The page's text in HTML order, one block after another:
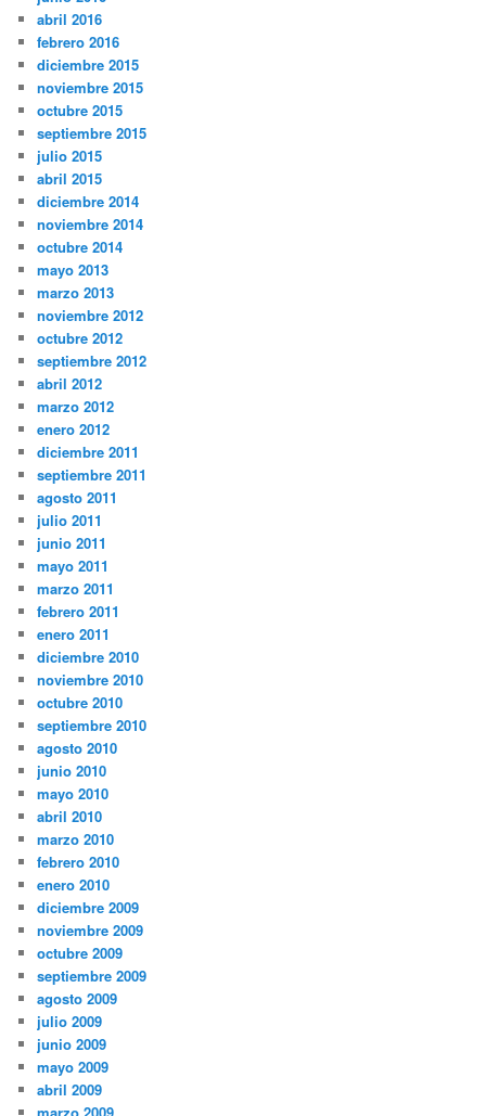
abril 2016
febrero 2016
diciembre 2015
noviembre 2015
octubre 2015
septiembre 2015
julio 2015
abril 2015
diciembre 2014
noviembre 2014
octubre 2014
mayo 2013
marzo 2013
noviembre 2012
octubre 2012
septiembre 2012
abril 2012
marzo 2012
enero 2012
diciembre 2011
septiembre 2011
agosto 2011
julio 2011
junio 2011
mayo 2011
marzo 2011
febrero 2011
enero 2011
diciembre 2010
noviembre 2010
octubre 2010
septiembre 2010
agosto 2010
junio 2010
mayo 2010
abril 2010
marzo 2010
febrero 2010
enero 2010
diciembre 2009
noviembre 2009
octubre 2009
septiembre 2009
agosto 2009
julio 2009
junio 2009
mayo 2009
abril 2009
marzo 2009